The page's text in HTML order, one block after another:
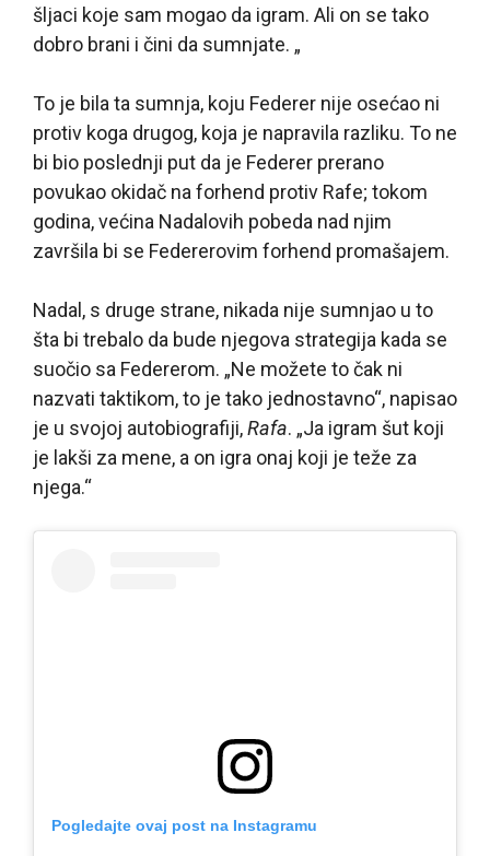
šljaci koje sam mogao da igram. Ali on se tako
dobro brani i čini da sumnjate. „
To je bila ta sumnja, koju Federer nije osećao ni
protiv koga drugog, koja je napravila razliku. To ne
bi bio poslednji put da je Federer prerano
povukao okidač na forhend protiv Rafe; tokom
godina, većina Nadalovih pobeda nad njim
završila bi se Federerovim forhend promašajem.
Nadal, s druge strane, nikada nije sumnjao u to
šta bi trebalo da bude njegova strategija kada se
suočio sa Federerom. „Ne možete to čak ni
nazvati taktikom, to je tako jednostavno“, napisao
je u svojoj autobiografiji,Rafa. „Ja igram šut koji
je lakši za mene, a on igra onaj koji je teže za
njega.“
Pogledajte ovaj post na Instagramu